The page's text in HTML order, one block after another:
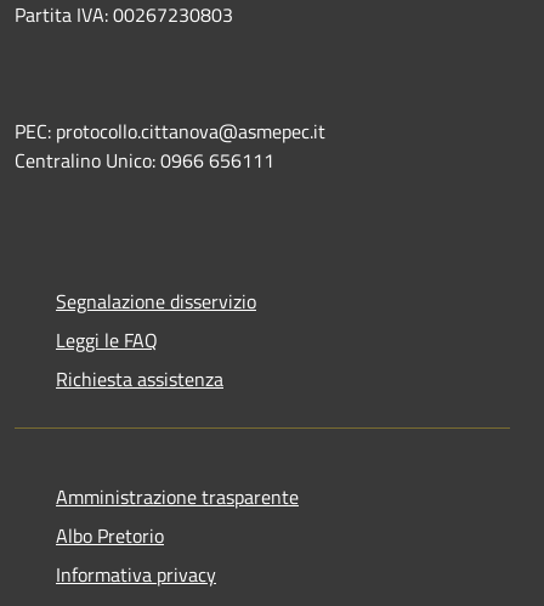
Partita IVA: 00267230803
PEC: protocollo.cittanova@asmepec.it
Centralino Unico: 0966 656111
Segnalazione disservizio
Leggi le FAQ
Richiesta assistenza
Amministrazione trasparente
Albo Pretorio
Informativa privacy